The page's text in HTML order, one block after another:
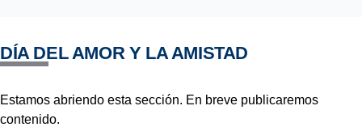
DÍA DEL AMOR Y LA AMISTAD
Estamos abriendo esta sección. En breve publicaremos
contenido.